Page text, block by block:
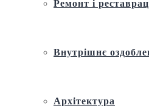
Ремонт і
Внутрішнє
Архітектура